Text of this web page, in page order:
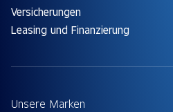
Versicherungen
Leasing und Finanzierung
Unsere Marken